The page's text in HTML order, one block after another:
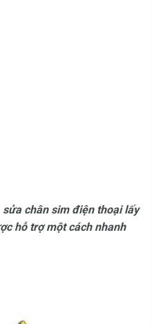
chân sim điện thoại lấy
hỗ trợ một cách nhanh